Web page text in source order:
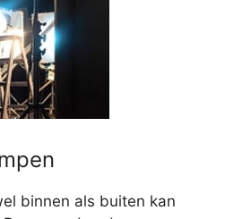
binnen als buiten kan